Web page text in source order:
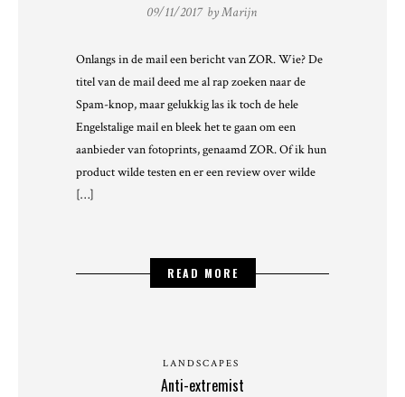
09/11/2017 byMarijn
Onlangs in de mail een bericht van ZOR. Wie? De
titel van de mail deed me al rap zoeken naar de
Spam-knop, maar gelukkig las ik toch de hele
Engelstalige mail en bleek het te gaan om een
aanbieder van fotoprints, genaamd ZOR. Of ik hun
product wilde testen en er een review over wilde
[…]
READ MORE
LANDSCAPES
Anti-extremist